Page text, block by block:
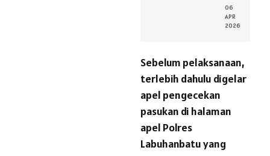
06
APR
2026
Sebelum pelaksanaan,
terlebih dahulu digelar
apel pengecekan
pasukan di halaman
apel Polres
Labuhanbatu yang